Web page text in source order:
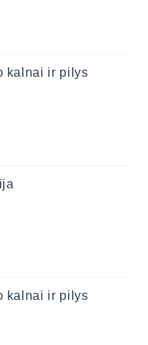
kalnai ir pilys
kalnai ir pilys